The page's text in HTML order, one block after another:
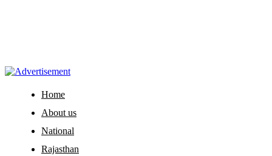
Home
About us
National
Rajasthan